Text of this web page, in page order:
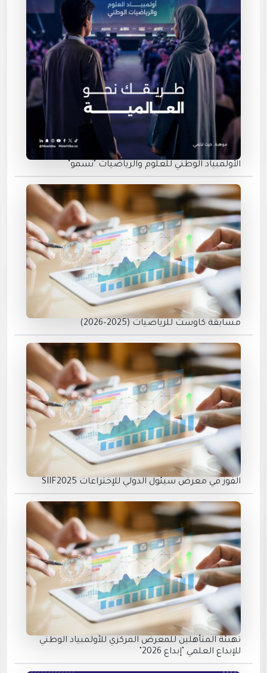
الأولمبياد الوطني للعلوم والرياضيات "نسمو"
مسابقة كاوست للرياضيات (2025–2026)
الفوز في معرض سيئول الدولي للإختراعات SIIF2025
تهنئة المتأهلين للمعرض المركزي للأولمبياد الوطني
للإبداع العلمي "إبداع 2026"